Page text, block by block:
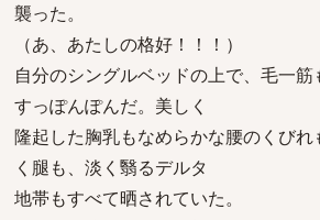
襲った。
（あ、あたしの格好！！！）
自分のシングルベッドの上で、毛一
すっぽんぽんだ。美しく
隆起した胸乳もなめらかな腰のくび
く腿も、淡く翳るデルタ
地帯もすべて晒されていた。